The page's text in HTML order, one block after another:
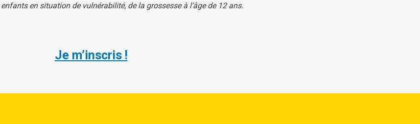
en situation de vulnérabilité, de la grossesse à l’âge de 12 ans.
Je m’inscris !